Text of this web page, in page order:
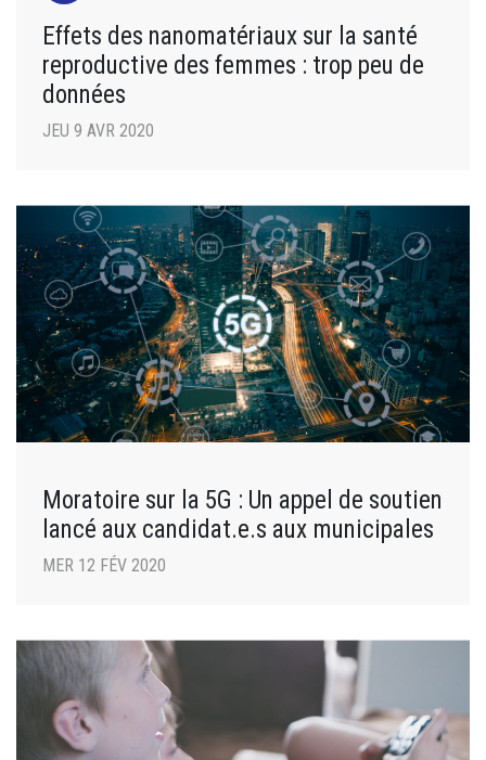
Effets des nanomatériaux sur la santé
reproductive des femmes : trop peu de
données
JEU 9 AVR 2020
Moratoire sur la 5G : Un appel de soutien
lancé aux candidat.e.s aux municipales
MER 12 FÉV 2020